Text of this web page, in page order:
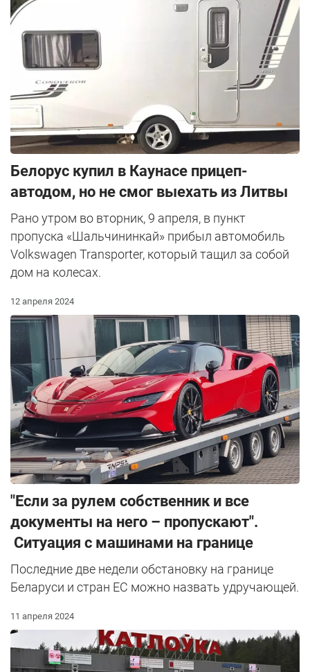
Белорус купил в Каунасе прицеп-
автодом, но не смог выехать из Литвы
Рано утром во вторник, 9 апреля, в пункт
пропуска «Шальчининкай» прибыл автомобиль
Volkswagen Transporter, который тащил за собой
дом на колесах.
12 апреля 2024
"Если за рулем собственник и все
документы на него – пропускают".
Ситуация с машинами на границе
Последние две недели обстановку на границе
Беларуси и стран ЕС можно назвать удручающей.
11 апреля 2024